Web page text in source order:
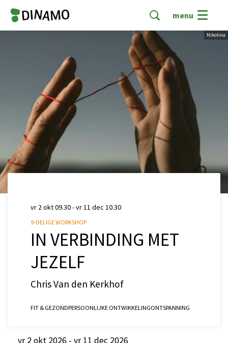
menu
Nikolina
IN VERBINDING MET
JEZELF
Chris Van den Kerkhof
9-DELIGE WORKSHOP
vr 2 okt09.30-vr 11 dec 10.30
FIT & GEZONDPERSOONLIJKE ONTWIKKELINGONTSPANNING
vr 2 okt 2026 - vr 11 dec 2026